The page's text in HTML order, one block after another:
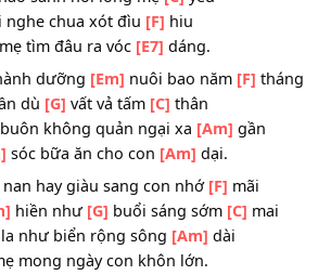
4/4
đời con yêu[Dm]mẹ
nào sánh nổi lòng mẹ [C]yêu
nghe chua xót đìu[F]hiu
mẹ tìm đâu ra vóc[E7]dáng.
thành dưỡng nuôi bao năm
tần dù [G]vất vả tấm[C] thân
buôn không quản ngại xa[Am]gần
sóc bữa ăn cho con[Am]